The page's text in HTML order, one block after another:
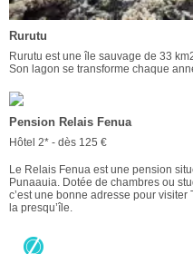
Rurutu
Rurutu est une île sauvage de 33
Son lagon se transforme chaque
Pension Relais Fenua
Hôtel 2* - dès 125 €
Le Relais Fenua est une pension
Punaauia. Dotée de chambres ou
c’est une bonne adresse pour
la presqu’île.